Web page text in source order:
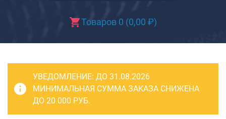
Товаров 0 (0,00 ₽)
Пилоты на колесах
Рюкзаки детские для детских
Бьюти-кейсы
САКВОЯЖИ
РАСПРОДАЖА
УВЕДОМЛЕНИЕ: ДО 31.08.2026
МИНИМАЛЬНАЯ СУММА ЗАКАЗА СНИЖЕНА
ДО 20 000 РУБ.